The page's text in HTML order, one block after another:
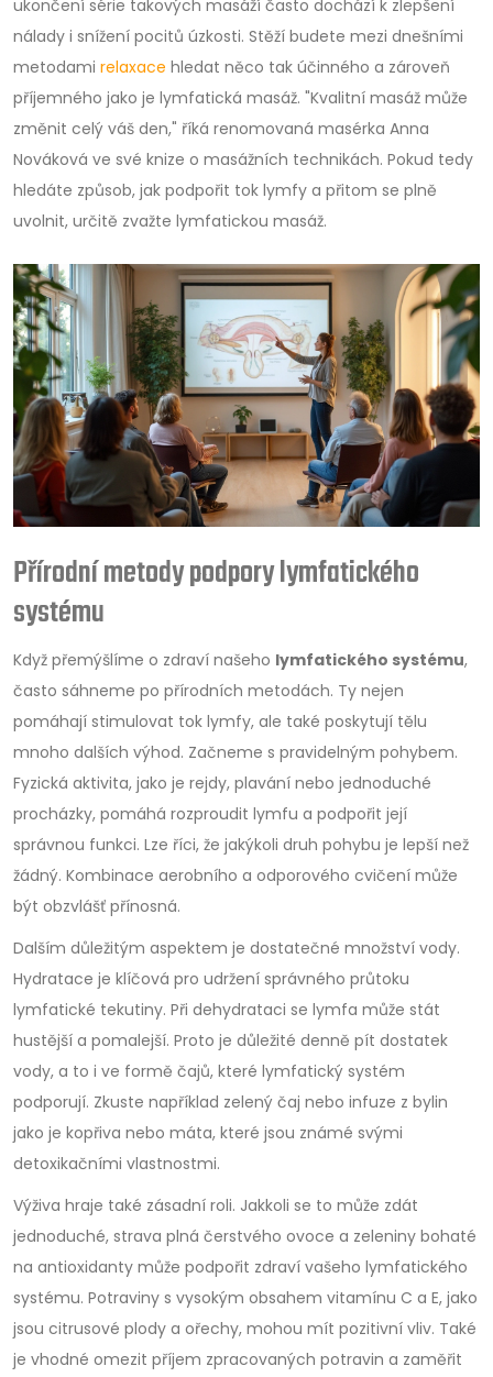
ukončení série takových masáží často dochází k zlepšení
nálady i snížení pocitů úzkosti. Stěží budete mezi dnešními
metodami relaxace hledat něco tak účinného a zároveň
příjemného jako je lymfatická masáž. "Kvalitní masáž může
změnit celý váš den," říká renomovaná masérka Anna
Nováková ve své knize o masážních technikách. Pokud tedy
hledáte způsob, jak podpořit tok lymfy a přitom se plně
uvolnit, určitě zvažte lymfatickou masáž.
Přírodní metody podpory lymfatického
systému
Když přemýšlíme o zdraví našeho lymfatického systému,
často sáhneme po přírodních metodách. Ty nejen
pomáhají stimulovat tok lymfy, ale také poskytují tělu
mnoho dalších výhod. Začneme s pravidelným pohybem.
Fyzická aktivita, jako je rejdy, plavání nebo jednoduché
procházky, pomáhá rozproudit lymfu a podpořit její
správnou funkci. Lze říci, že jakýkoli druh pohybu je lepší než
žádný. Kombinace aerobního a odporového cvičení může
být obzvlášť přínosná.
Dalším důležitým aspektem je dostatečné množství vody.
Hydratace je klíčová pro udržení správného průtoku
lymfatické tekutiny. Při dehydrataci se lymfa může stát
hustější a pomalejší. Proto je důležité denně pít dostatek
vody, a to i ve formě čajů, které lymfatický systém
podporují. Zkuste například zelený čaj nebo infuze z bylin
jako je kopřiva nebo máta, které jsou známé svými
detoxikačními vlastnostmi.
Výživa hraje také zásadní roli. Jakkoli se to může zdát
jednoduché, strava plná čerstvého ovoce a zeleniny bohaté
na antioxidanty může podpořit zdraví vašeho lymfatického
systému. Potraviny s vysokým obsahem vitamínu C a E, jako
jsou citrusové plody a ořechy, mohou mít pozitivní vliv. Také
je vhodné omezit příjem zpracovaných potravin a zaměřit